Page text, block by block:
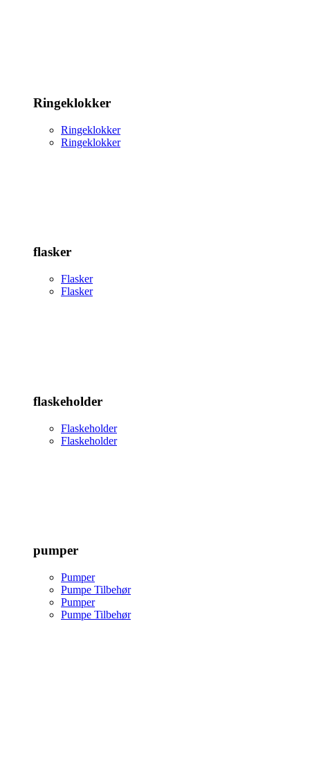
Ringeklokker
Ringeklokker
Ringeklokker
flasker
Flasker
Flasker
flaskeholder
Flaskeholder
Flaskeholder
pumper
Pumper
Pumpe Tilbehør
Pumper
Pumpe Tilbehør